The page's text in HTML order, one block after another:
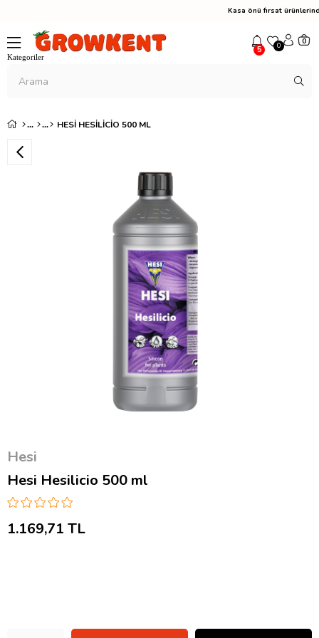
Kasa önü fırsat
5 0 0
HESI HESILICIO 500 ML
Hesi
Hesi Hesilicio 500 ml
1.169,71 TL